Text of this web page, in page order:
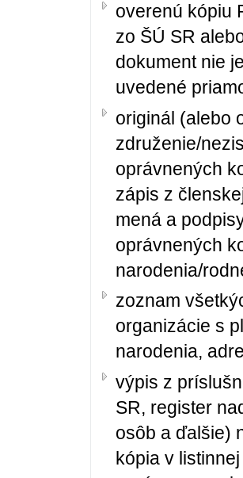
overenú kópiu
zo ŠÚ SR
dokument nie
uvedené
originál (alebo
združenie/
oprávnených
zápis z
mená a
oprávnených
narodenia/
zoznam
organizácie s
narodenia,
výpis z
SR, register
osôb a ďalšie)
kópia v